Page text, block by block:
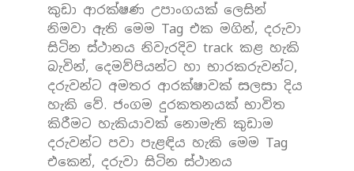
කුඩා ආරක්ෂණ උපාංගයක් ලෙසින්
නිමවා ඇති මෙම Tag එක මගින්, දරුවා
සිටින ස්ථානය නිවැරදිව track කළ හැකි
බැවින්, දෙමව්පියන්ට හා භාරකරුවන්ට,
දරුවන්ට අමතර ආරක්ෂාවක් සලසා දිය
හැකි වේ. ජංගම දුරකතනයක් භාවිත
කිරීමට හැකියාවක් නොමැති කුඩාම
දරුවන්ට පවා පැළඳිය හැකි මෙම Tag
එකෙන්, දරුවා සිටින ස්ථානය